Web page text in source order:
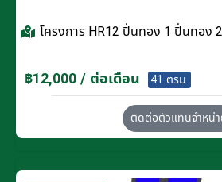
โครงการ HR12 ปิ่นทอง 1 ปิ่นทอง
฿12,000 / ต่อเดือน 41 ตรม.
ติดต่อตัวแทนจำหน่